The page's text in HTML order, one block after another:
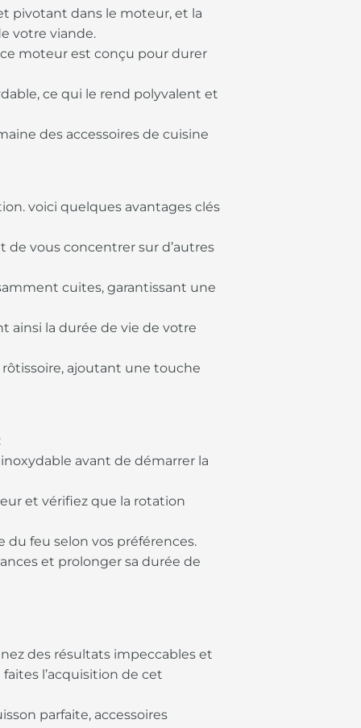
pivotant dans le moteur, et la
votre viande.
moteur est conçu pour durer
ce qui le rend polyvalent et
des accessoires de cuisine
voici quelques avantages clés
vous concentrer sur d’autres
cuites, garantissant une
ainsi la durée de vie de votre
ajoutant une touche
avant de démarrer la
et vérifiez que la rotation
feu selon vos préférences.
et prolonger sa durée de
des résultats impeccables et
l’acquisition de cet
parfaite, accessoires